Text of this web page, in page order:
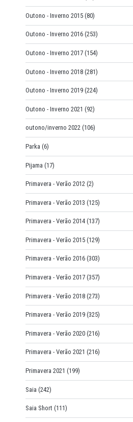
Outono - Inverno 2015 (80)
Outono - Inverno 2016 (253)
Outono - Inverno 2017 (154)
Outono - Inverno 2018 (281)
Outono - Inverno 2019 (224)
Outono - Inverno 2021 (92)
outono/inverno 2022 (106)
Parka (6)
Pijama (17)
Primavera - Verão 2012 (2)
Primavera - Verão 2013 (125)
Primavera - Verão 2014 (137)
Primavera - Verão 2015 (129)
Primavera - Verão 2016 (303)
Primavera - Verão 2017 (357)
Primavera - Verão 2018 (273)
Primavera - Verão 2019 (325)
Primavera - Verão 2020 (216)
Primavera - Verão 2021 (216)
Primavera 2021 (199)
Saia (242)
Saia Short (111)